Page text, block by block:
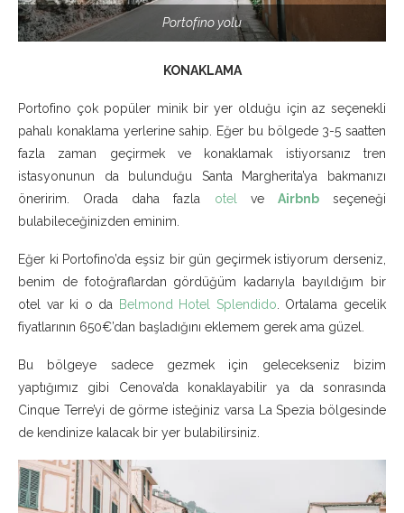
Portofino yolu
KONAKLAMA
Portofino çok popüler minik bir yer olduğu için az seçenekli
pahalı konaklama yerlerine sahip. Eğer bu bölgede 3-5 saatten
fazla zaman geçirmek ve konaklamak istiyorsanız tren
istasyonunun da bulunduğu Santa Margherita’ya bakmanızı
öneririm. Orada daha fazla otel ve Airbnbseçeneği
bulabileceğinizden eminim.
Eğer ki Portofino’da eşsiz bir gün geçirmek istiyorum derseniz,
benim de fotoğraflardan gördüğüm kadarıyla bayıldığım bir
otel var ki o da
Belmond Hotel Splendido . Ortalama gecelik
fiyatlarının 650€’dan başladığını eklemem gerek ama güzel.
Bu bölgeye sadece gezmek için gelecekseniz bizim
yaptığımız gibi Cenova’da konaklayabilir ya da sonrasında
Cinque Terre’yi de görme isteğiniz varsa La Spezia bölgesinde
de kendinize kalacak bir yer bulabilirsiniz.